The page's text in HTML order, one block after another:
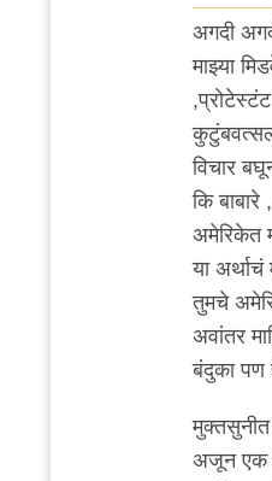
खरे
आहे
राही.
जर
कोणाला
सामो
अगदी
माझ्या
विचार
कि
अमेरिकेत
या
तुमचे
अवांतर
बंदुका पण
अजून एक